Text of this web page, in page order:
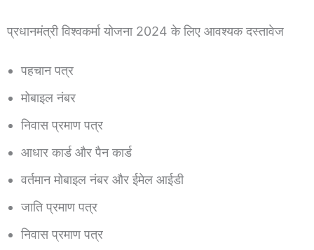
प्रधानमंत्री विश्वकर्मा योजना 2024 के लिए आवश्यक दस्तावेज
पहचान पत्र
मोबाइल नंबर
निवास प्रमाण पत्र
आधार कार्ड और पैन कार्ड
वर्तमान मोबाइल नंबर और ईमेल आईडी
जाति प्रमाण पत्र
निवास प्रमाण पत्र